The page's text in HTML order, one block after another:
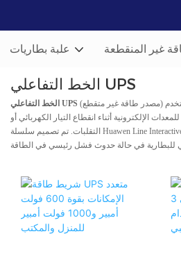
علبة بطاريات
الخط التفاعلي UPS
الخط التفاعلي UPS (مصدر طاقة غير متقطع) هو نوع من جهاز حماية الطاقة يستخدم
الإلكترونية أثناء انقطاع التيار الكهربائي أو
التقلبات. تم تصميم سلسلة Huawen Line Interactive UPS لتنظيم الجهد وتوفير النسخ